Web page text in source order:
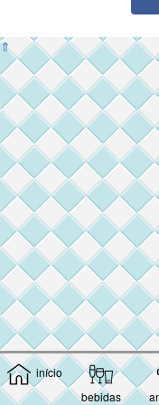
início
bebidas
⇑